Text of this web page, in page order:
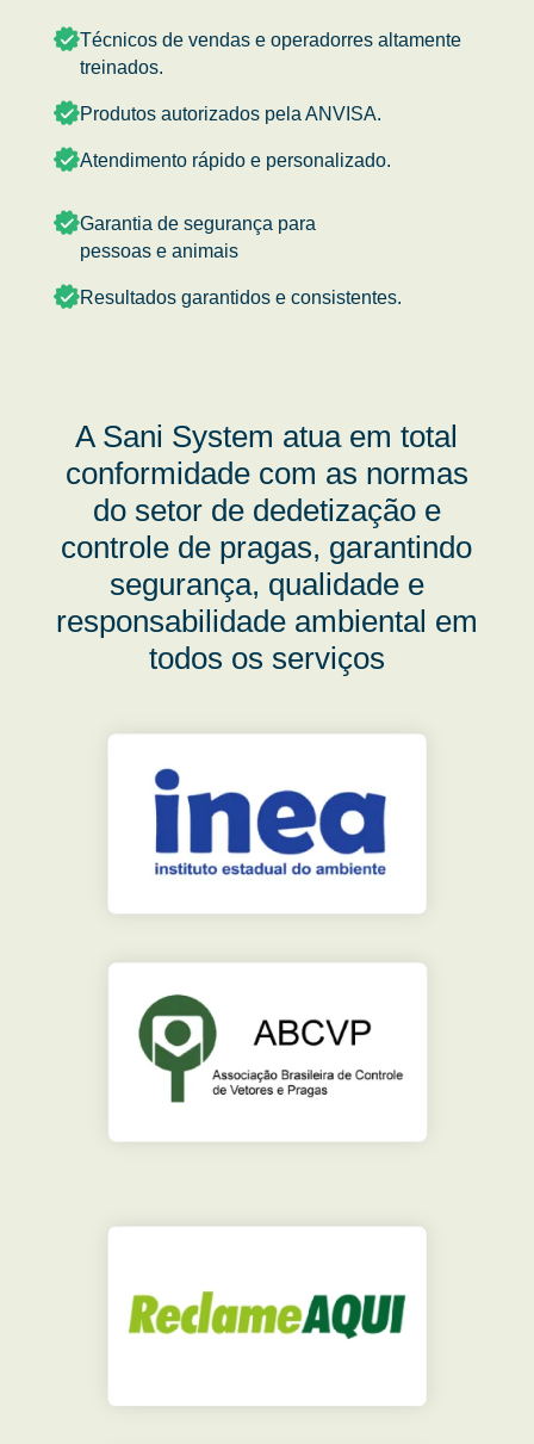
Técnicos de vendas e operadorres altamente
treinados.
Produtos autorizados pela ANVISA.
Atendimento rápido e personalizado.
Garantia de segurança para
pessoas e animais
Resultados garantidos e consistentes.
A Sani System atua em total
conformidade com as normas
do setor de dedetização e
controle de pragas, garantindo
segurança, qualidade e
responsabilidade ambiental em
todos os serviços